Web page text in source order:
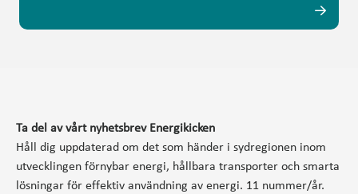
Ta del av vårt nyhetsbrev Energikicken
Håll dig uppdaterad om det som händer i sydregionen inom
utvecklingen förnybar energi, hållbara transporter och smarta
lösningar för effektiv användning av energi. 11 nummer/år.